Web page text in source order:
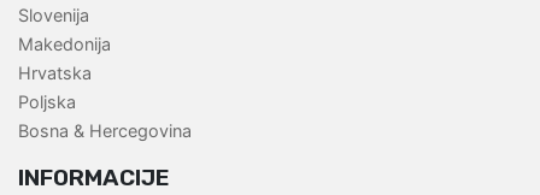
Slovenija
Makedonija
Hrvatska
Poljska
Bosna & Hercegovina
INFORMACIJE